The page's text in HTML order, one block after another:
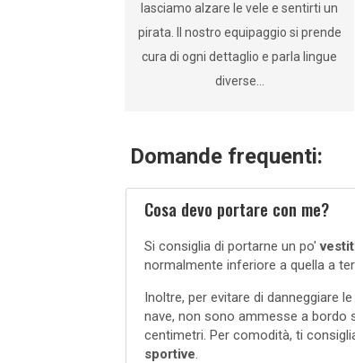
lasciamo alzare le vele e sentirti un
pirata. Il nostro equipaggio si prende
cura di ogni dettaglio e parla lingue
diverse...
Domande frequenti:
Cosa devo portare con me?
Si consiglia di portarne un po'
normalmente inferiore a quella a
Inoltre, per evitare di danneggiare
nave, non sono ammesse a bordo
centimetri. Per comodità, ti
sportive.